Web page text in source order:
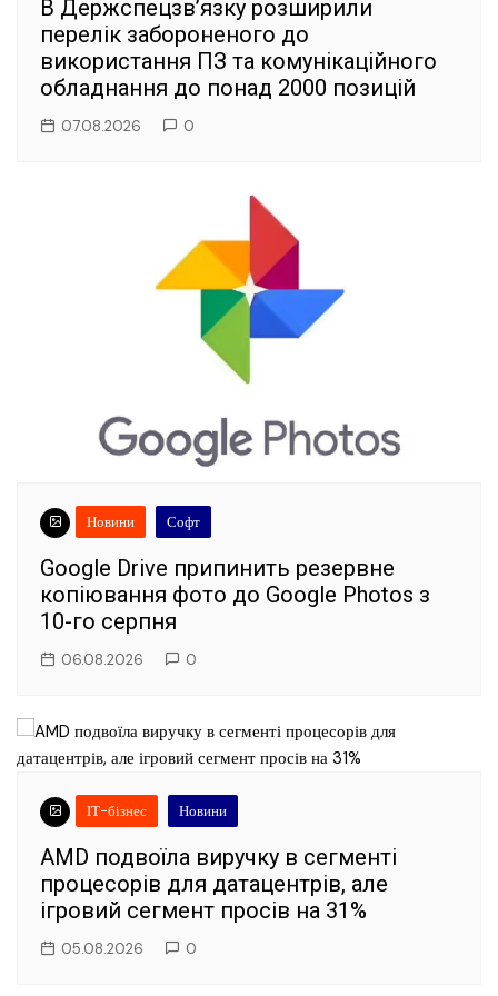
В Держспецзв’язку розширили
перелік забороненого до
використання ПЗ та комунікаційного
обладнання до понад 2000 позицій
07.08.2026 0
Новини Софт
Google Drive припинить резервне
копіювання фото до Google Photos з
10-го серпня
06.08.2026 0
ІТ-бізнес Новини
AMD подвоїла виручку в сегменті
процесорів для датацентрів, але
ігровий сегмент просів на 31%
05.08.2026 0